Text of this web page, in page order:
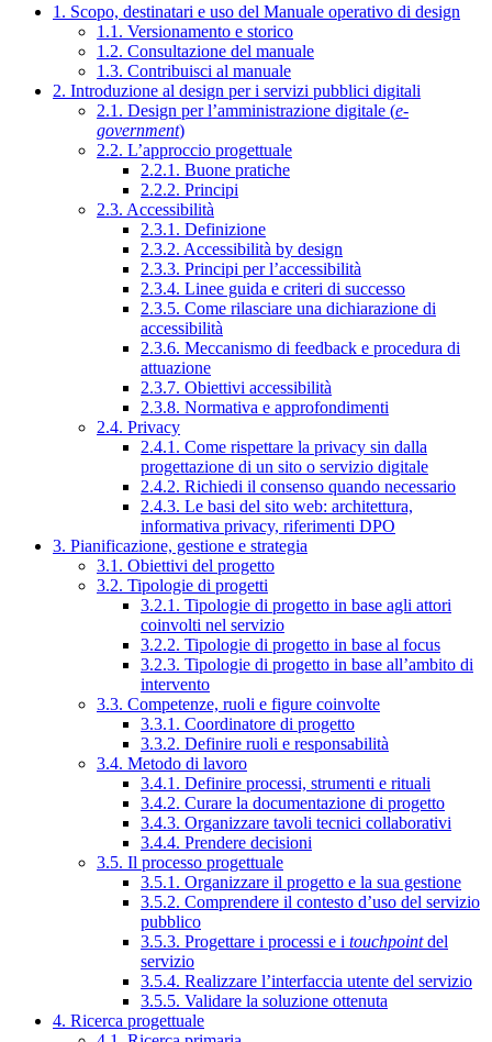
1. Scopo, destinatari e uso del Manuale operativo di design
1.1. Versionamento e storico
1.2. Consultazione del manuale
1.3. Contribuisci al manuale
2. Introduzione al design per i servizi pubblici digitali
2.1. Design per l’amministrazione digitale (e-
government)
2.2. L’approccio progettuale
2.2.1. Buone pratiche
2.2.2. Principi
2.3. Accessibilità
2.3.1. Definizione
2.3.2. Accessibilità by design
2.3.3. Principi per l’accessibilità
2.3.4. Linee guida e criteri di successo
2.3.5. Come rilasciare una dichiarazione di
accessibilità
2.3.6. Meccanismo di feedback e procedura di
attuazione
2.3.7. Obiettivi accessibilità
2.3.8. Normativa e approfondimenti
2.4. Privacy
2.4.1. Come rispettare la privacy sin dalla
progettazione di un sito o servizio digitale
2.4.2. Richiedi il consenso quando necessario
2.4.3. Le basi del sito web: architettura,
informativa privacy, riferimenti DPO
3. Pianificazione, gestione e strategia
3.1. Obiettivi del progetto
3.2. Tipologie di progetti
3.2.1. Tipologie di progetto in base agli attori
coinvolti nel servizio
3.2.2. Tipologie di progetto in base al focus
3.2.3. Tipologie di progetto in base all’ambito di
intervento
3.3. Competenze, ruoli e figure coinvolte
3.3.1. Coordinatore di progetto
3.3.2. Definire ruoli e responsabilità
3.4. Metodo di lavoro
3.4.1. Definire processi, strumenti e rituali
3.4.2. Curare la documentazione di progetto
3.4.3. Organizzare tavoli tecnici collaborativi
3.4.4. Prendere decisioni
3.5. Il processo progettuale
3.5.1. Organizzare il progetto e la sua gestione
3.5.2. Comprendere il contesto d’uso del servizio
pubblico
3.5.3. Progettare i processi e i touchpointdel
servizio
3.5.4. Realizzare l’interfaccia utente del servizio
3.5.5. Validare la soluzione ottenuta
4. Ricerca progettuale